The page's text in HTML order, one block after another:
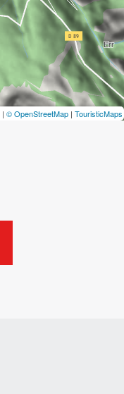
| © OpenStreetMap | TouristicMaps